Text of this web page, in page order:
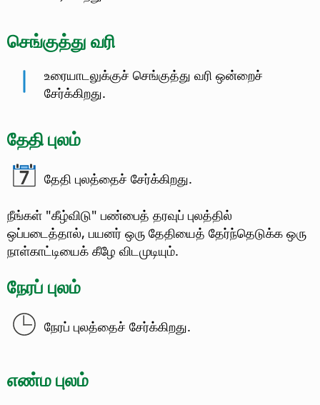
செங்குத்து வரி
உரையாடலுக்குச் செங்குத்து வரி ஒன்றைச்
சேர்க்கிறது.
தேதி புலம்
தேதி புலத்தைச் சேர்க்கிறது.
நீங்கள் "கீழ்விடு" பண்பைத் தரவுப் புலத்தில்
ஒப்படைத்தால், பயனர் ஒரு தேதியைத் தேர்ந்தெடுக்க ஒரு
நாள்காட்டியைக் கீழே விடமுடியும்.
நேரப் புலம்
நேரப் புலத்தைச் சேர்க்கிறது.
எண்ம புலம்